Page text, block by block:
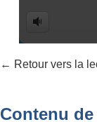
← Retour vers la
Contenu